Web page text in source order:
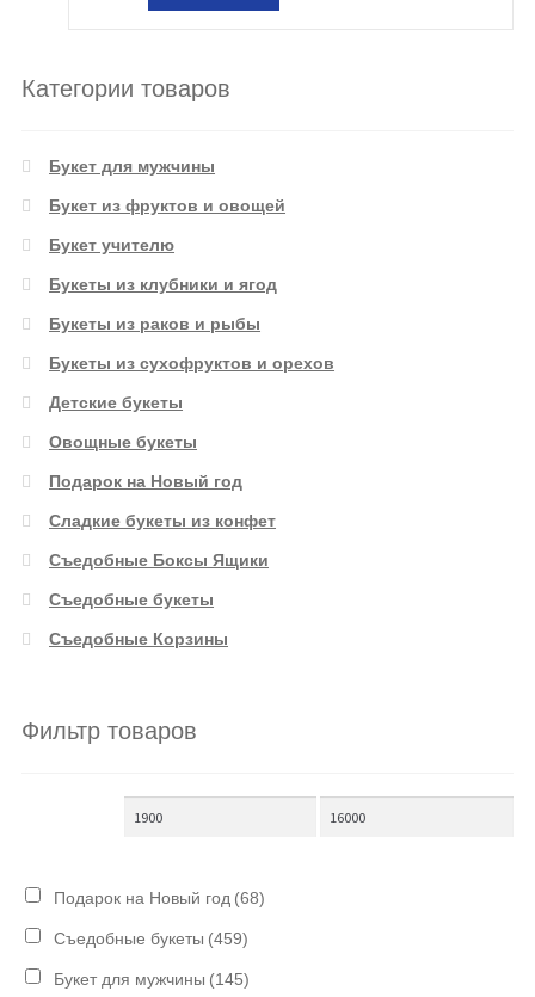
Категории товаров
Букет для мужчины
Букет из фруктов и овощей
Букет учителю
Букеты из клубники и ягод
Букеты из раков и рыбы
Букеты из сухофруктов и орехов
Детские букеты
Овощные букеты
Подарок на Новый год
Сладкие букеты из конфет
Съедобные Боксы Ящики
Съедобные букеты
Съедобные Корзины
Фильтр товаров
Подарок на Новый год (68)
Съедобные букеты (459)
Букет для мужчины (145)